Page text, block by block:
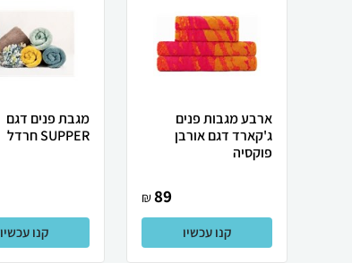
ארבע מגבות פנים
ג'קארד דגם אורבן
פוקסיה
89
₪
קנו עכשיו
מגבת פנים דגם
SUPPER חרדל
קנו עכשיו